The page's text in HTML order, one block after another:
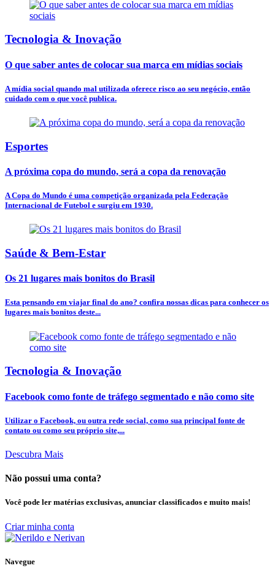
Tecnologia & Inovação
O que saber antes de colocar sua marca em mídias sociais
A mídia social quando mal utilizada oferece risco ao seu negócio, então
cuidado com o que você publica.
Esportes
A próxima copa do mundo, será a copa da renovação
A Copa do Mundo é uma competição organizada pela Federação
Internacional de Futebol e surgiu em 1930.
Saúde & Bem-Estar
Os 21 lugares mais bonitos do Brasil
Esta pensando em viajar final do ano? confira nossas dicas para conhecer os
lugares mais bonitos deste...
Tecnologia & Inovação
Facebook como fonte de tráfego segmentado e não como site
Utilizar o Facebook, ou outra rede social, como sua principal fonte de
contato ou como seu próprio site,...
Descubra Mais
Não possui uma conta?
Você pode ler matérias exclusivas, anunciar classificados e muito mais!
Criar minha conta
Navegue